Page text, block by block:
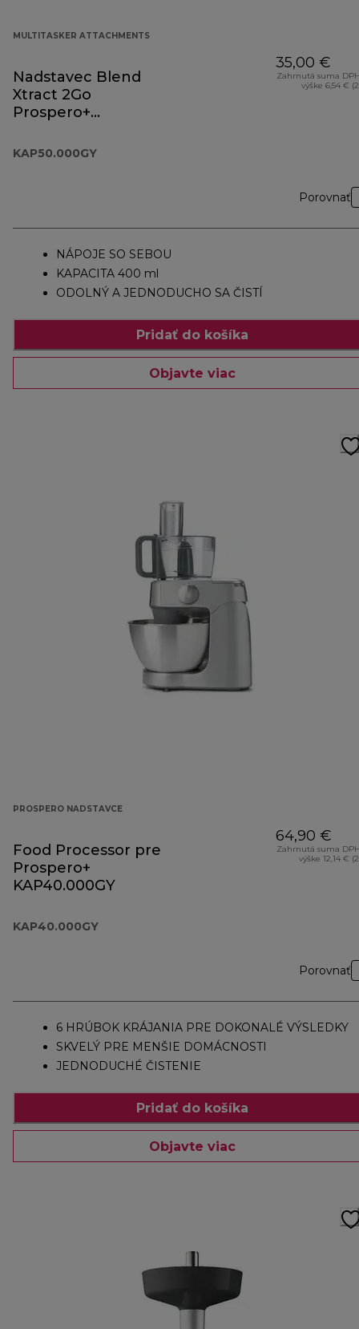
MULTITASKER ATTACHMENTS
Nadstavec Blend
Xtract 2Go
Prospero+
KAP50.000GY
35,00 €
Zahrnutá suma
výške 6,54 €
Porovnať
NÁPOJE SO SEBOU
KAPACITA 400 ml
ODOLNÝ A JEDNODUCHO SA ČISTÍ
Pridať do košíka
Objavte viac
PROSPERO NADSTAVCE
Food Processor pre
Prospero+
KAP40.000GY
KAP40.000GY
64,90 €
Zahrnutá suma
výške 12,14 €
Porovnať
6 HRÚBOK KRÁJANIA PRE DOKONALÉ VÝSLEDKY
SKVELÝ PRE MENŠIE DOMÁCNOSTI
JEDNODUCHÉ ČISTENIE
Pridať do košíka
Objavte viac